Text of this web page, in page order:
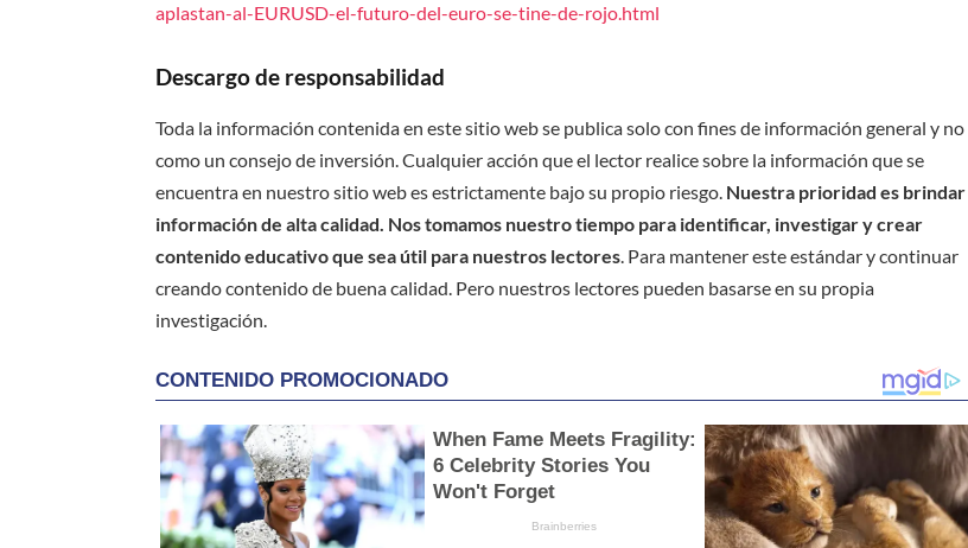
aplastan-al-EURUSD-el-futuro-del-euro-se-tine-de-rojo.html
Descargo de responsabilidad
Toda la información contenida en este sitio web se publica solo con fines de información general y no
como un consejo de inversión. Cualquier acción que el lector realice sobre la información que se
encuentra en nuestro sitio web es estrictamente bajo su propio riesgo. Nuestra prioridad es brindar
información de alta calidad. Nos tomamos nuestro tiempo para identificar, investigar y crear
contenido educativo que sea útil para nuestros lectores. Para mantener este estándar y continuar
creando contenido de buena calidad. Pero nuestros lectores pueden basarse en su propia
investigación.